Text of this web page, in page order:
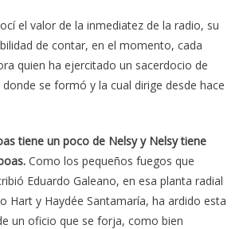
el valor de la inmediatez de la radio, su
de contar, en el momento, cada
quien ha ejercitado un sacerdocio de
se formó y la cual dirige desde hace
tiene un poco de Nelsy y Nelsy tiene
Como los pequeños fuegos que
Eduardo Galeano, en esa planta radial
Hart y Haydée Santamaría, ha ardido esta
un oficio que se forja, como bien